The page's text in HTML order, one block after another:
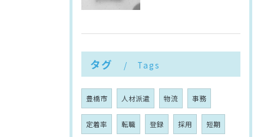
タグ Tags
豊橋市 人材派遣 物流 事務
定着率 転職 登録 採用 短期